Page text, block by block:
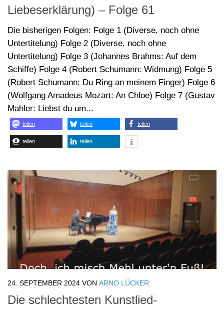
Liebeserklärung) – Folge 61
Die bisherigen Folgen: Folge 1 (Diverse, noch ohne
Untertitelung) Folge 2 (Diverse, noch ohne
Untertitelung) Folge 3 (Johannes Brahms: Auf dem
Schiffe) Folge 4 (Robert Schumann: Widmung) Folge 5
(Robert Schumann: Du Ring an meinem Finger) Folge 6
(Wolfgang Amadeus Mozart: An Chloe) Folge 7 (Gustav
Mahler: Liebst du um...
teilen teilen teilen
teilen teilen
24. SEPTEMBER 2024 VON ARNO LÜCKER
Die schlechtesten Kunstlied-